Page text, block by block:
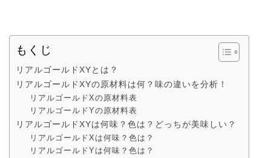
もくじ
リアルゴールドXYとは？
リアルゴールドXYの原材料は何？味の違いを分析！
リアルゴールドXの原材料表
リアルゴールドYの原材料表
リアルゴールドXYは何味？色は？どっちが美味しい？
リアルゴールドXは何味？色は？
リアルゴールドYは何味？色は？